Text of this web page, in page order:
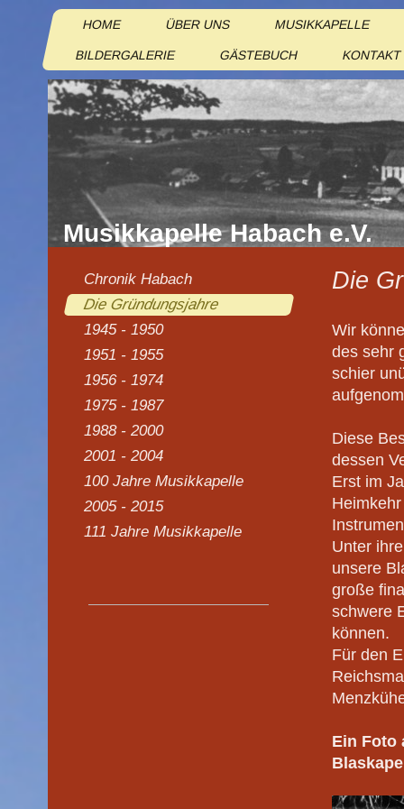
HOME ÜBER UNS MUSIKKAPELLE
BILDERGALERIE GÄSTEBUCH KONTAKT
Musikkapelle Habach e.V.
Die
Wir
des sehr
schier
Diese
dessen
Erst im
Unter
unsere
große
schwere
können.
Für den
Ein Foto
Chronik Habach
Die Gründungsjahre
1945 - 1950
1951 - 1955
1956 - 1974
1975 - 1987
1988 - 2000
2001 - 2004
100 Jahre Musikkapelle
2005 - 2015
111 Jahre Musikkapelle